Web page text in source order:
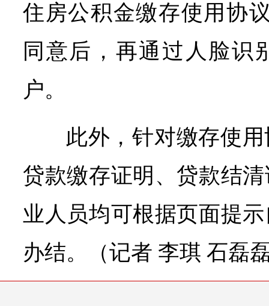
住房公积金缴存使用协
同意后，再通过人脸识
户。
此外，针对缴存使
贷款缴存证明、贷款结
业人员均可根据页面提
办结。（记者 李琪 石磊